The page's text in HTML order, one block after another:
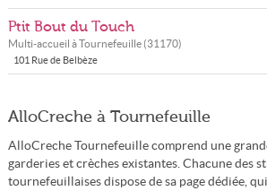
Ptit Bout du Touch
Multi-accueil àTournefeuille(31170)
101 Rue de Belbèze
AlloCreche à Tournefeuille
AlloCreche Tournefeuille comprend une
garderies et crèches existantes. Chacune des
tournefeuillaises dispose de sa page dédiée,